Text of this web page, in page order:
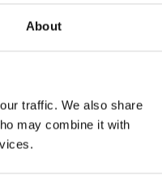
About
traffic. We also share
may combine it with
novità e promo da Ripani. Per